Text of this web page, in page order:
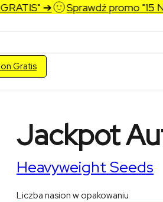
➔ Sprawdź promo "15
Gratis
Jackpot
Heavyweight Seeds
Liczba nasion w opakowaniu